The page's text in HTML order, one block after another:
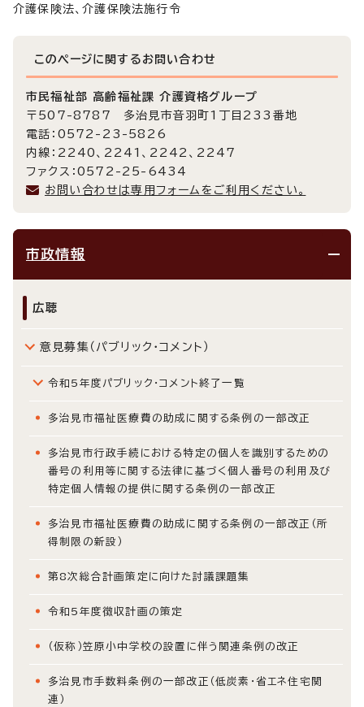
介護保険法、介護保険法施行令
このページに関する お問い合わせ
市民福祉部 高齢福祉課 介護資格グループ
〒507-8787 多治見市音羽町1丁目233番地
電話：0572-23-5826
内線：2240、2241、2242、2247
ファクス：0572-25-6434
お問い合わせは専用フォームをご利用ください。
市政情報
広聴
意見募集（パブリック・コメント）
令和5年度パブリック・コメント終了一覧
多治見市福祉医療費の助成に関する条例の一部改正
多治見市行政手続における特定の個人を識別するための
番号の利用等に関する法律に基づく個人番号の利用及び
特定個人情報の提供に関する条例の一部改正
多治見市福祉医療費の助成に関する条例の一部改正（所
得制限の新設）
第8次総合計画策定に向けた討議課題集
令和5年度徴収計画の策定
（仮称）笠原小中学校の設置に伴う関連条例の改正
多治見市手数料条例の一部改正（低炭素・省エネ住宅関
連）